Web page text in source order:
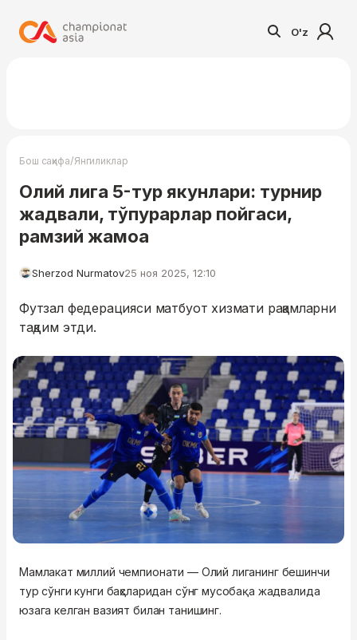
O'z
Бош саҳифа/Янгиликлар
Олий лига 5-тур якунлари: турнир
жадвали, тўпурарлар пойгаси,
рамзий жамоа
Sherzod Nurmatov25 ноя 2025, 12:10
Футзал федерацияси матбуот хизмати рақамларни
тақдим этди.
Мамлакат миллий чемпионати — Олий лиганинг бешинчи
тур сўнги кунги баҳсларидан сўнг мусобақа жадвалида
юзага келган вазият билан танишинг.